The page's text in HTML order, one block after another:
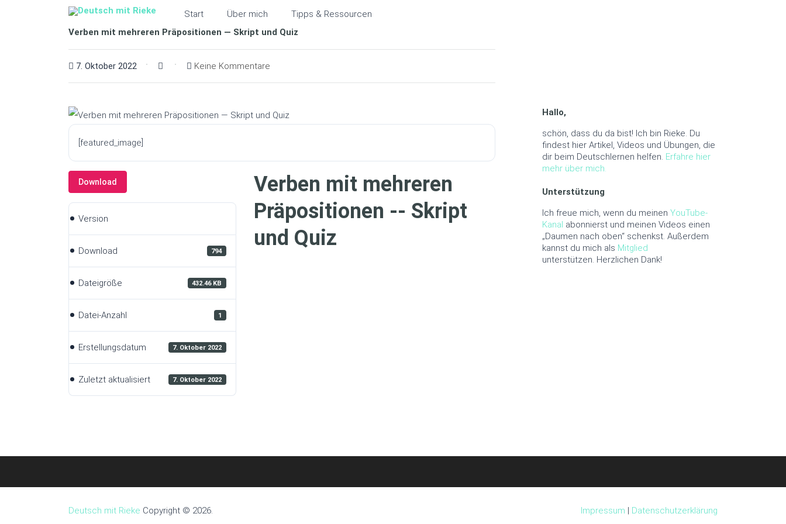
Start Über mich
Tipps & Ressourcen
Verben mit mehreren Präpositionen — Skript und Quiz
7. Oktober 2022 Keine Kommentare
[featured_image]
Download
Version
Download 794
Dateigröße 432.46 KB
Datei-Anzahl 1
Erstellungsdatum 7. Oktober 2022
Zuletzt aktualisiert 7. Oktober 2022
Verben mit mehreren
Präpositionen -- Skript
und Quiz
Hallo,
schön, dass du da bist! Ich bin Rieke. Du
findest hier Artikel, Videos und Übungen, die
dir beim Deutschlernen helfen. Erfahre hier
mehr über mich.
Unterstützung
Ich freue mich, wenn du meinen YouTube-
Kanal abonnierst und meinen Videos einen
„Daumen nach oben“ schenkst. Außerdem
kannst du mich als Mitglied
unterstützen. Herzlichen Dank!
Deutsch mit Rieke Copyright © 2026. Impressum | Datenschutzerklärung